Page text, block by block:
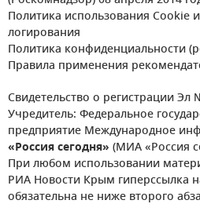
Политика использования Cookie
логирования
Политика конфиденциальности
Правила применения
Свидетельство о регистрации Эл
Учредитель: Федеральное
предприятие Международное
«Россия сегодня» (МИА «Россия
При любом использовании
РИА Новости Крым гиперссылка
обязательна не ниже второго